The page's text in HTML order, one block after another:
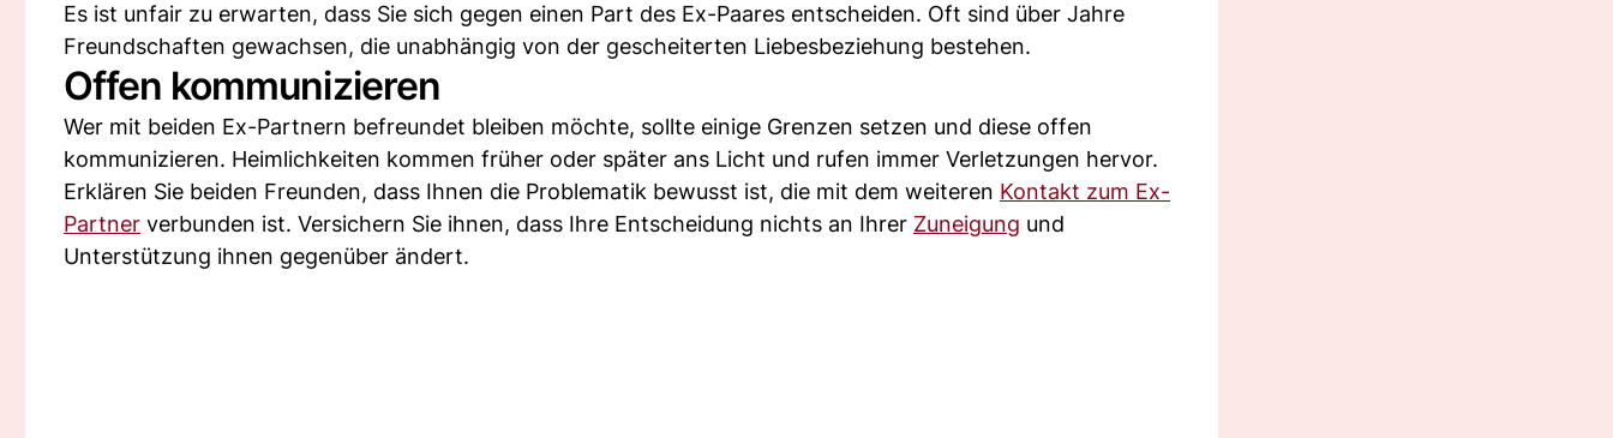
Es ist unfair zu erwarten, dass Sie sich gegen einen Part des Ex-Paares entscheiden. Oft sind über Jahre
Freundschaften gewachsen, die unabhängig von der gescheiterten Liebesbeziehung bestehen.
Offen kommunizieren
Wer mit beiden Ex-Partnern befreundet bleiben möchte, sollte einige Grenzen setzen und diese offen
kommunizieren. Heimlichkeiten kommen früher oder später ans Licht und rufen immer Verletzungen hervor.
Erklären Sie beiden Freunden, dass Ihnen die Problematik bewusst ist, die mit dem weiteren Kontakt zum Ex-
Partner verbunden ist. Versichern Sie ihnen, dass Ihre Entscheidung nichts an Ihrer Zuneigung und
Unterstützung ihnen gegenüber ändert.